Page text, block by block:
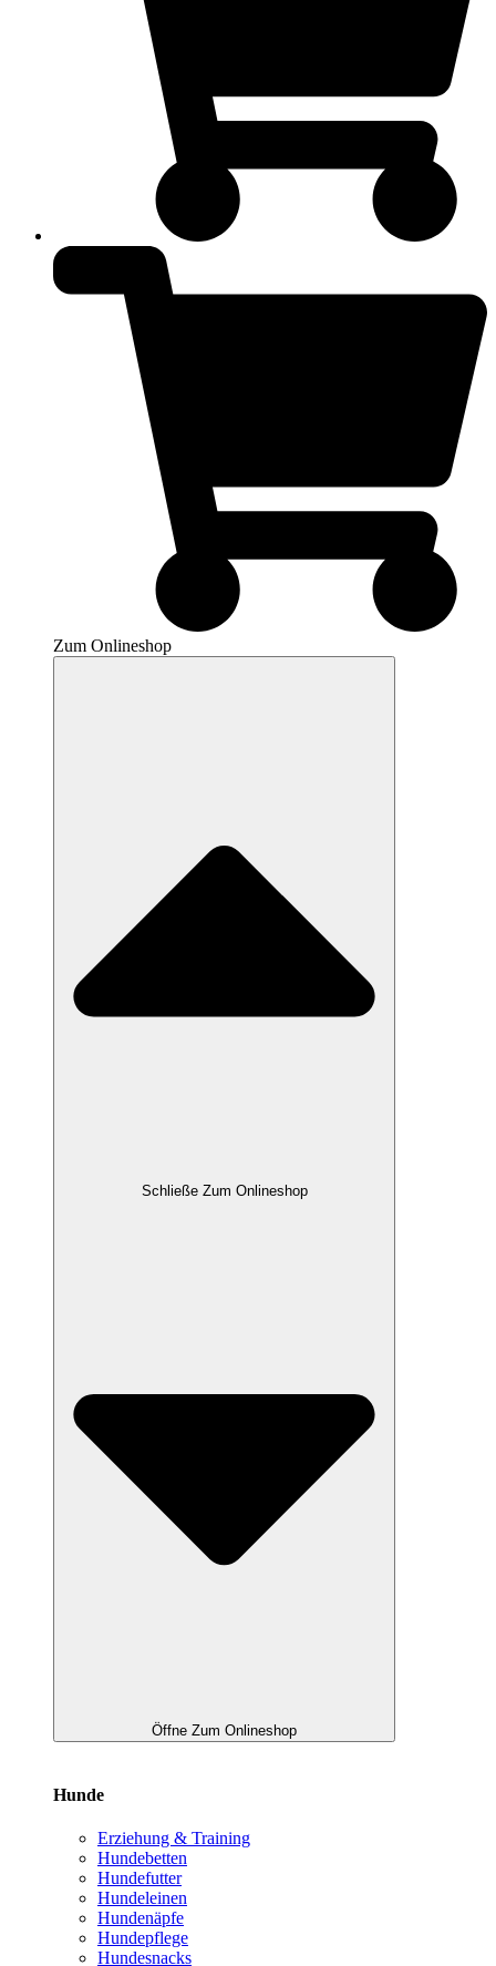
Zum Onlineshop
Schließe Zum Onlineshop
Öffne Zum Onlineshop
Hunde
Erziehung & Training
Hundebetten
Hundefutter
Hundeleinen
Hundenäpfe
Hundepflege
Hundesnacks